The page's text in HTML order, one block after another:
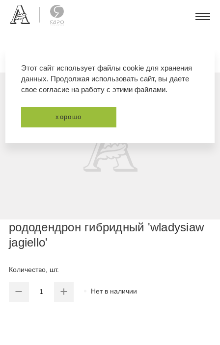
рододендрон гибридный 'wladysiaw
jagiello'
Количество, шт.
Нет в наличии
Этот сайт использует файлы cookie для хранения
данных. Продолжая использовать сайт, вы даете
свое согласие на работу с этими файлами.
хорошо